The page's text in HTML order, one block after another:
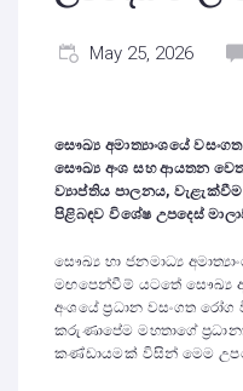
May 25, 2026
සෞඛ්‍ය අමාත්‍යාංශයේ
සෞඛ්‍ය අංශ සහ ආයතන
ව්‍යාප්තිය පාලනය, වැළැක්වීම
පිළිබඳව විශේෂ උපදෙස්
සෞඛ්‍ය හා ජනමාධ්‍ය
මඟපෙන්වීම් යටතේ සෞඛ්‍ය
අංශයේ ප්‍රධාන වසංගත
කරුණාපේම මහතාගේ
කණ්ඩායමක් විසින් මෙම